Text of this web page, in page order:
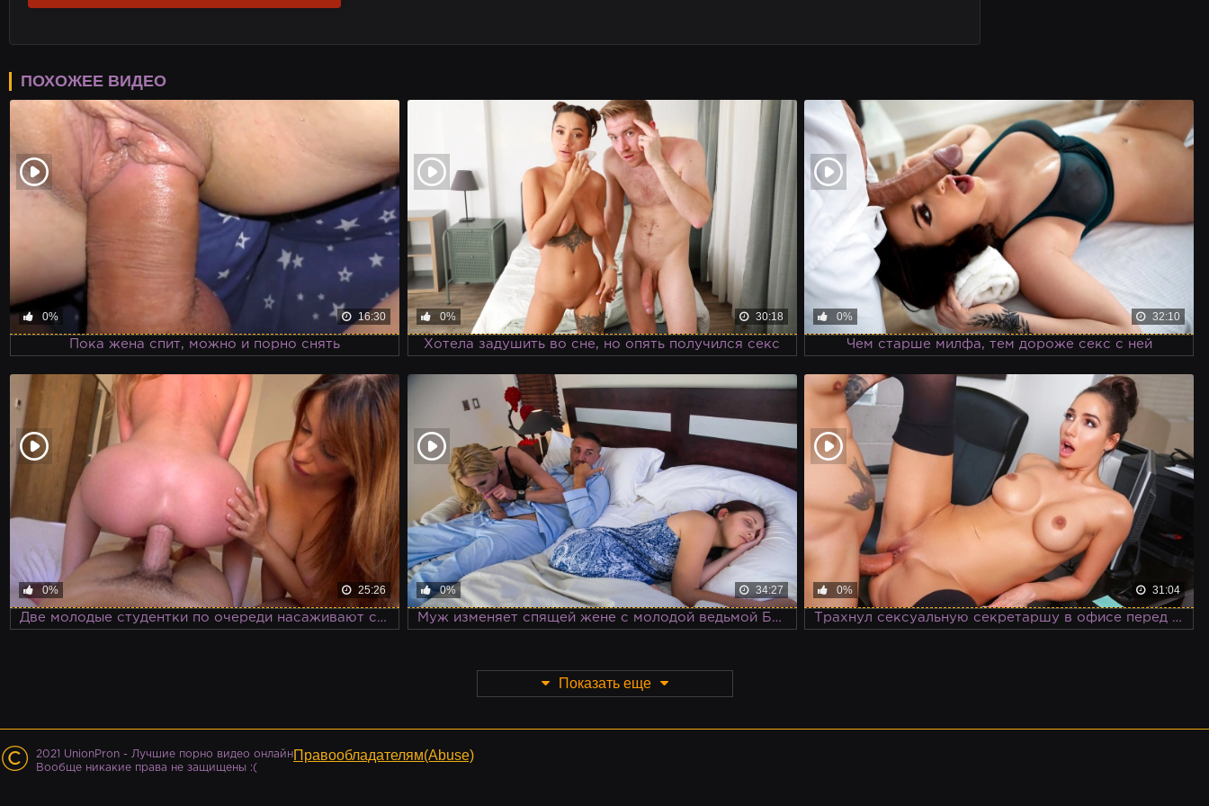
ПОХОЖЕЕ ВИДЕО
0% 16:30
Пока жена спит, можно и порно снять
0% 30:18
Хотела задушить во сне, но опять получился секс
0% 32:10
Чем старше милфа, тем дороже секс с ней
0% 25:26
Две молодые студентки по очереди насаживают свой анал на большой и толстый член парня занимаясь групповым сексом
0% 34:27
Муж изменяет спящей жене с молодой ведьмой Брианной Бэнкс, даря ей свой большой член и подвижный язык
0% 31:04
Трахнул сексуальную секретаршу в офисе перед важным собеседованием
Показать еще
©
2021 UnionPron - Лучшие порно видео онлайн
Вообще никакие права не защищены :(
Правообладателям(Abuse)